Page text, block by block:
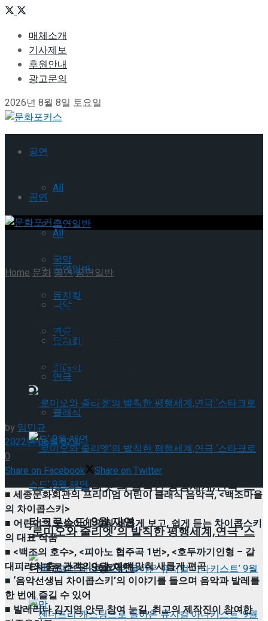
매체소개
기사제보
후원안내
광고문의
2026년 8월 8일 토요일
공연
All
공연일반
국악
뮤지컬
연극
클래식
‘로미오와 줄리엣’의 발칙한 평행세계,연극 ‘스
타크로스드’ 9월 재연
공연
All
공연일반
국악
뮤지컬
연극
클래식
‘로미오와 줄리엣’의 발칙한 평행세계,연극 ‘스
타크로스드’ 9월 재연
Home문화공연공연일반
흥미로운 이야기로 접하는 차
이콥스키의 음악과 발레, 세종
문화회관 가족음악극 ‘백조마
을의 차이콥스키’
by임민규
2022년 06월 02일
0
Share on Facebook
Share on Twitter
■ 세종문화회관의 프리미엄 어린이 클래식 음악극, <백조마을
의 차이콥스키>
■ 어린이의 눈높이에 맞춰 새롭게 보고, 쉽게 듣는 차이콥스키
의 대표 작품
■ <백조의 호수>, <피아노 협주곡 1번>, <호두까기인형 – 갈
대피리의 춤> 관객의 눈높이에 맞춰 새롭게 편곡
■ ‘음악선생님 차이콥스키’의 이야기를 들으며 음악과 발레를
한 번에 즐길 수 있어
■ 발레리나 김지영 안무 참여 눈길, 최고의 제작진이 참여한